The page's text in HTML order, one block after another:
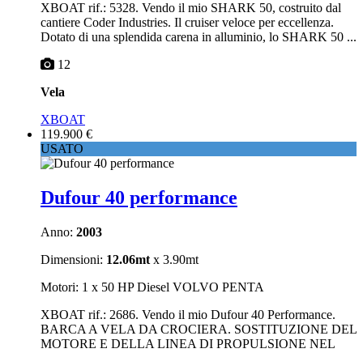
XBOAT rif.: 5328. Vendo il mio SHARK 50, costruito dal
cantiere Coder Industries. Il cruiser veloce per eccellenza.
Dotato di una splendida carena in alluminio, lo SHARK 50 ...
12
Vela
XBOAT
119.900 €
USATO
Dufour 40 performance
Anno: 2003
Dimensioni: 12.06mt x 3.90mt
Motori: 1 x 50 HP Diesel VOLVO PENTA
XBOAT rif.: 2686. Vendo il mio Dufour 40 Performance.
BARCA A VELA DA CROCIERA. SOSTITUZIONE DEL
MOTORE E DELLA LINEA DI PROPULSIONE NEL